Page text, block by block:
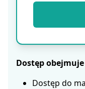
Dostęp obejmuje
Dostęp do